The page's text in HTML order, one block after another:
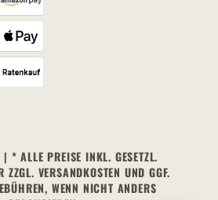
ALLE PREISE INKL. GESETZL.
ZZGL. VERSANDKOSTEN UND GGF.
WENN NICHT ANDERS